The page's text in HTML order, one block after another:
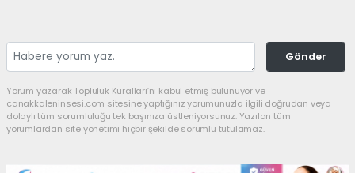
Gönder
Yorum yazarak Topluluk Kuralları’nı kabul etmiş bulunuyor ve
canakkaleninsesi.com sitesine yaptığınız yorumunuzla ilgili doğrudan veya
dolaylı tüm sorumluluğu tek başınıza üstleniyorsunuz. Yazılan tüm
yorumlardan site yönetimi hiçbir şekilde sorumlu tutulamaz.